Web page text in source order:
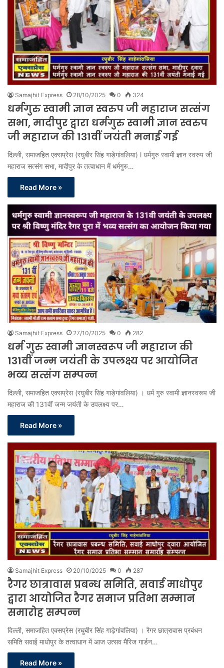
Samajhit Express 28/10/2025 0 324
धर्मगुरु स्वामी ज्ञान स्वरुप जी महाराज सत्संग
सभा, मादीपुर द्वारा धर्मगुरु स्वामी ज्ञान स्वरुप
जी महाराज की 131वीं जयंती मनाई गई
दिल्ली, समाजहित एक्सप्रेस (रघुबीर सिंह गाड़ेगांवलिया) l धर्मगुरु स्वामी ज्ञान स्वरुप जी
महाराज सत्संग सभा, मादीपुर के तत्वाधान में धर्मगुरु…
Read More »
Samajhit Express 27/10/2025 0 282
धर्म गुरु स्वामी ज्ञानस्वरूप जी महाराज की
131वीं जन्म जयंती के उपलक्ष्य पर आयोजित
भव्य सत्संग सम्पन्न
दिल्ली, समाजहित एक्सप्रेस (रघुबीर सिंह गाड़ेगांवलिया) । धर्म गुरु स्वामी ज्ञानस्वरूप जी
महाराज की 131वीं जन्म जयंती के उपलक्ष्य पर…
Read More »
Samajhit Express 20/10/2025 0 287
रैगर छात्रावास प्रबन्ध समिति, सवाई माधोपुर
द्वारा आयोजित रैगर समाज प्रतिभा सम्मान
समारोह सम्पन्न
दिल्ली, समाजहित एक्सप्रेस (रघुबीर सिंह गाड़ेगांवलिया) । रैगर छात्रावास प्रबंधन
समिति सवाई माधोपुर के तत्वाधान में आज उत्सव मैरिज गार्डन…
Read More »